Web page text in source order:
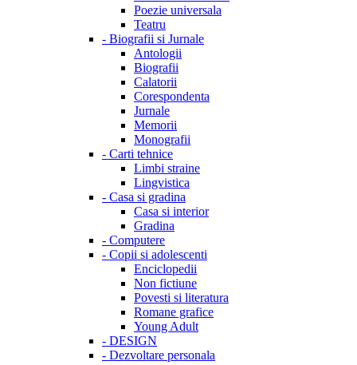
Poezie universala
Teatru
- Biografii si Jurnale
Antologii
Biografii
Calatorii
Corespondenta
Jurnale
Memorii
Monografii
- Carti tehnice
Limbi straine
Lingvistica
- Casa si gradina
Casa si interior
Gradina
- Computere
- Copii si adolescenti
Enciclopedii
Non fictiune
Povesti si literatura
Romane grafice
Young Adult
- DESIGN
- Dezvoltare personala